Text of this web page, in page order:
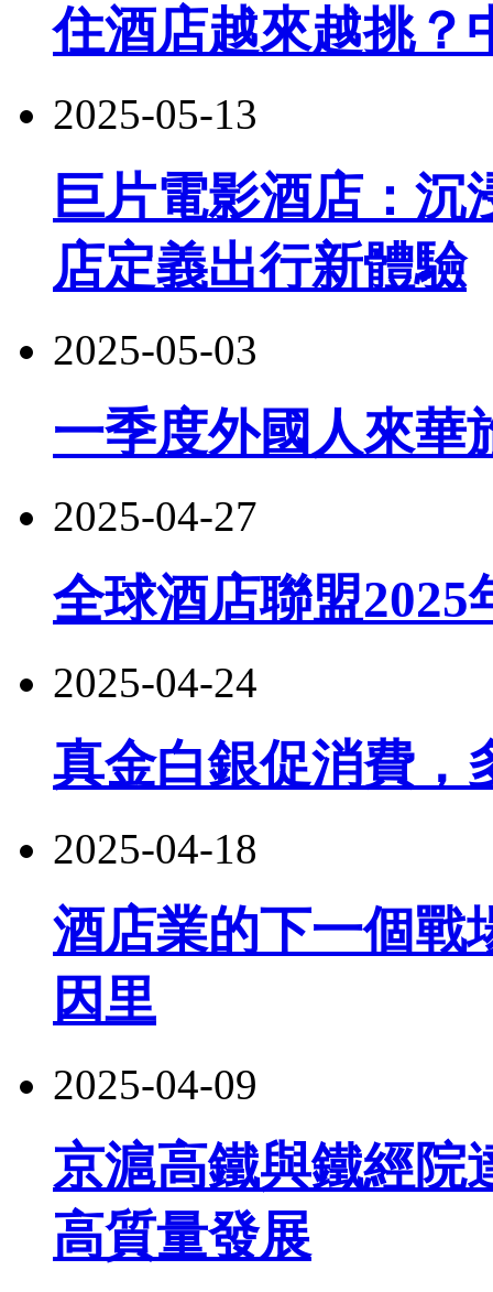
住酒店越來越挑？
2025-05-13
巨片電影酒店：‌沉
店定義出行新體驗
2025-05-03
一季度外國人來華
2025-04-27
全球酒店聯盟
2025-04-24
真金白銀促消費，
2025-04-18
酒店業的下一個戰
因里
2025-04-09
京滬高鐵與鐵經院
高質量發展